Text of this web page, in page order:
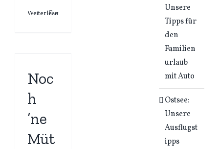
Weiterlesen
0
Noc
h
’ne
Müt
Unsere
Tipps für
den
Familien
urlaub
mit Auto
Ostsee:
Unsere
Ausflugst
ipps